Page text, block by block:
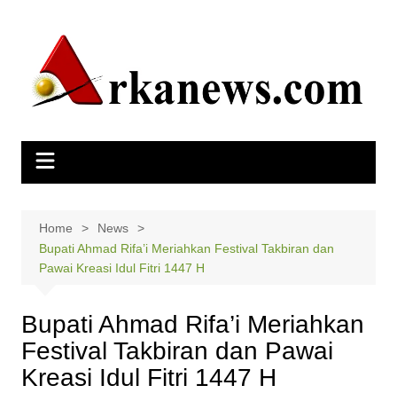
Home
News
Bupati Ahmad Rifa’i Meriahkan Festival Takbiran dan
Pawai Kreasi Idul Fitri 1447 H
Bupati Ahmad Rifa’i Meriahkan
Festival Takbiran dan Pawai
Kreasi Idul Fitri 1447 H